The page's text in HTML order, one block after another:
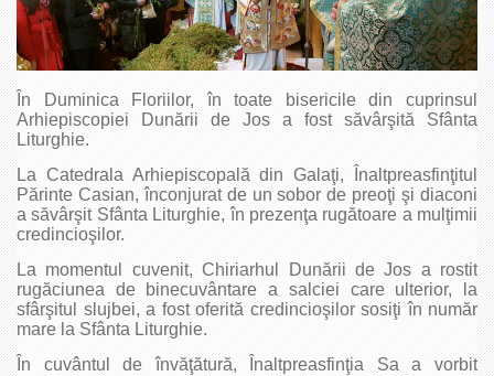
În Duminica Floriilor, în toate bisericile din cuprinsul
Arhiepiscopiei Dunării de Jos a fost săvârşită Sfânta
Liturghie.
La Catedrala Arhiepiscopală din Galaţi, Înaltpreasfinţitul
Părinte Casian, înconjurat de un sobor de preoţi şi diaconi
a săvârşit Sfânta Liturghie, în prezenţa rugătoare a mulţimii
credincioşilor.
La momentul cuvenit, Chiriarhul Dunării de Jos a rostit
rugăciunea de binecuvântare a salciei care ulterior, la
sfârşitul slujbei, a fost oferită credincioşilor sosiţi în număr
mare la Sfânta Liturghie.
În cuvântul de învăţătură, Înaltpreasfinţia Sa a vorbit